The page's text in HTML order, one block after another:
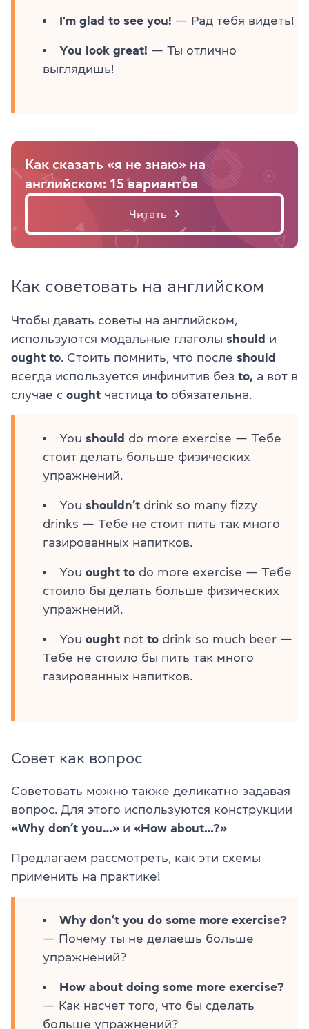
I'm glad to see you! — Рад тебя видеть!
You look great! — Ты отлично
выглядишь!
Как сказать «я не знаю» на
английском: 15 вариантов
Читать
Как советовать на английском
Чтобы давать советы на английском,
используются модальные глаголы should и
ought to . Стоить помнить, что после should
всегда используется инфинитив без to, а вот в
случае с ought частица to обязательна.
You should do more exercise — Тебе
стоит делать больше физических
упражнений.
You shouldn’t drink so many fizzy
drinks — Тебе не стоит пить так много
газированных напитков.
You ought to do more exercise — Тебе
стоило бы делать больше физических
упражнений.
You ought not to drink so much beer —
Тебе не стоило бы пить так много
газированных напитков.
Совет как вопрос
Советовать можно также деликатно задавая
вопрос. Для этого используются конструкции
«Why don’t you…» и «How about…?»
Предлагаем рассмотреть, как эти схемы
применить на практике!
Why don’t you do some more exercise?
— Почему ты не делаешь больше
упражнений?
How about doing some more exercise?
— Как насчет того, что бы сделать
больше упражнений?